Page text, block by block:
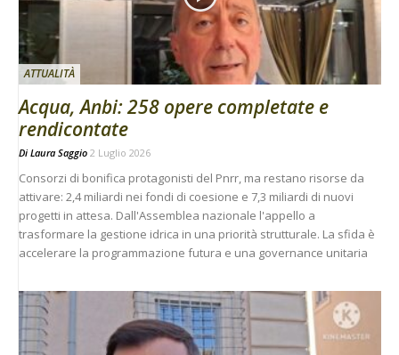
ATTUALITÀ
Acqua, Anbi: 258 opere completate e
rendicontate
Di Laura Saggio 2 Luglio 2026
Consorzi di bonifica protagonisti del Pnrr, ma restano risorse da
attivare: 2,4 miliardi nei fondi di coesione e 7,3 miliardi di nuovi
progetti in attesa. Dall'Assemblea nazionale l'appello a
trasformare la gestione idrica in una priorità strutturale. La sfida è
accelerare la programmazione futura e una governance unitaria